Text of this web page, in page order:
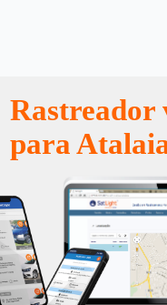
Rastreador
para